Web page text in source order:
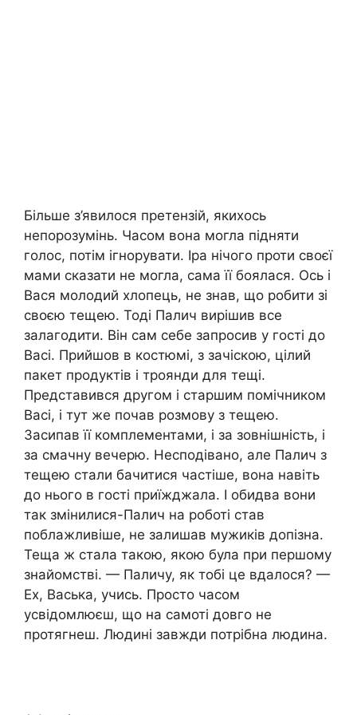
Більше з’явилося претензій, якихось
непорозумінь. Часом вона могла підняти
голос, потім ігнорувати. Іра нічого проти своєї
мами сказати не могла, сама її боялася. Ось і
Вася молодий хлопець, не знав, що робити зі
своєю тещею. Тоді Палич вирішив все
залагодити. Він сам себе запросив у гості до
Васі. Прийшов в костюмі, з зачіскою, цілий
пакет продуктів і троянди для тещі.
Представився другом і старшим помічником
Васі, і тут же почав розмову з тещею.
Засипав її комплементами, і за зовнішність, і
за смачну вечерю. Несподівано, але Палич з
тещею стали бачитися частіше, вона навіть
до нього в гості приїжджала. І обидва вони
так змінилися-Палич на роботі став
поблажливіше, не залишав мужиків допізна.
Теща ж стала такою, якою була при першому
знайомстві. — Паличу, як тобі це вдалося? —
Ех, Васька, учись. Просто часом
усвідомлюєш, що на самоті довго не
протягнеш. Людині завжди потрібна людина.